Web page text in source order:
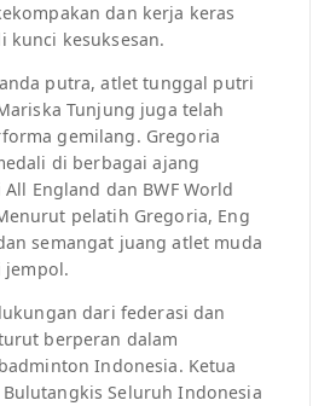
dan kerja keras
kunci kesuksesan.
putra, atlet tunggal putri
Tunjung juga telah
gemilang. Gregoria
di berbagai ajang
England dan BWF World
pelatih Gregoria, Eng
semangat juang atlet muda
jempol.
dari federasi dan
berperan dalam
Indonesia. Ketua
Seluruh Indonesia